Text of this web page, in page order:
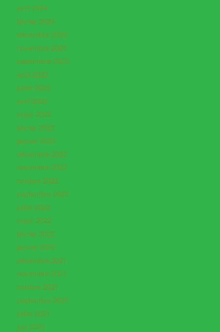
avril 2024
février 2024
décembre 2023
novembre 2023
septembre 2023
août 2023
juillet 2023
avril 2023
mars 2023
février 2023
janvier 2023
décembre 2022
novembre 2022
octobre 2022
septembre 2022
juillet 2022
mars 2022
février 2022
janvier 2022
décembre 2021
novembre 2021
octobre 2021
septembre 2021
juillet 2021
juin 2021